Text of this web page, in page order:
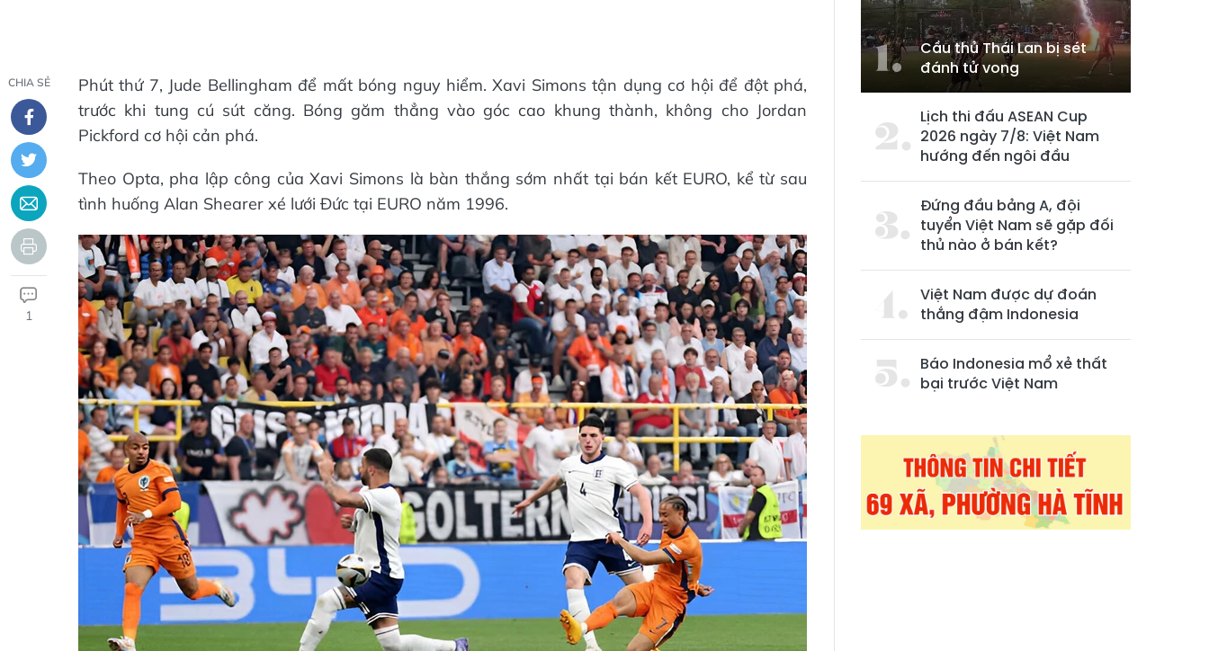
CHIA SẺ
1
Phút thứ 7, Jude Bellingham để mất bóng nguy hiểm. Xavi Simons tận dụng cơ hội để đột phá,
trước khi tung cú sút căng. Bóng găm thẳng vào góc cao khung thành, không cho Jordan
Pickford cơ hội cản phá.
Theo Opta, pha lập công của Xavi Simons là bàn thắng sớm nhất tại bán kết EURO, kể từ sau
tình huống Alan Shearer xé lưới Đức tại EURO năm 1996.
Cầu thủ Thái Lan bị sét
đánh tử vong
Lịch thi đấu ASEAN Cup
2026 ngày 7/8: Việt Nam
hướng đến ngôi đầu
Đứng đầu bảng A, đội
tuyển Việt Nam sẽ gặp đối
thủ nào ở bán kết?
Việt Nam được dự đoán
thắng đậm Indonesia
Báo Indonesia mổ xẻ thất
bại trước Việt Nam